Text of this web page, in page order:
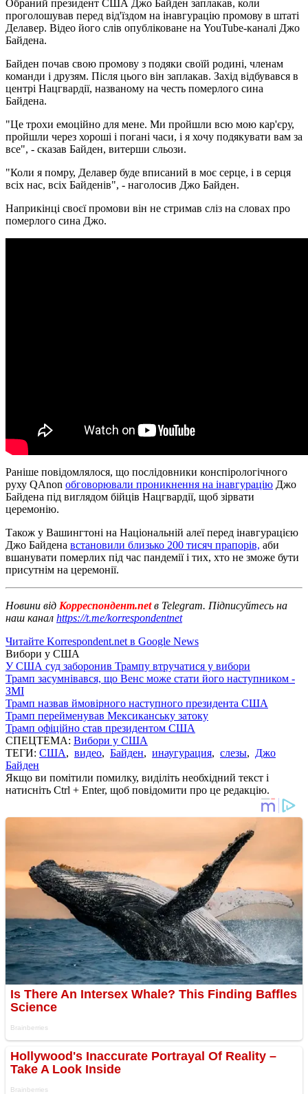
Обраний президент США Джо Байден заплакав, коли
проголошував перед від'їздом на інавгурацію промову в штаті
Делавер. Відео його слів опубліковане на YouTube-каналі Джо
Байдена.
Байден почав свою промову з подяки своїй родині, членам
команди і друзям. Після цього він заплакав. Захід відбувався в
центрі Нацгвардії, названому на честь померлого сина
Байдена.
"Це трохи емоційно для мене. Ми пройшли всю мою кар'єру,
пройшли через хороші і погані часи, і я хочу подякувати вам за
все", - сказав Байден, витерши сльози.
"Коли я помру, Делавер буде вписаний в моє серце, і в серця
всіх нас, всіх Байденів", - наголосив Джо Байден.
Наприкінці своєї промови він не стримав сліз на словах про
померлого сина Джо.
Раніше повідомлялося, що послідовники конспірологічного
руху QAnon обговорювали проникнення на інавгурацію Джо
Байдена під виглядом бійців Нацгвардії, щоб зірвати
церемонію.
Також у Вашингтоні на Національній алеї перед інавгурацією
Джо Байдена встановили близько 200 тисяч прапорів, аби
вшанувати померлих під час пандемії і тих, хто не зможе бути
присутнім на церемонії.
Новини від Корреспондент.netв Telegram. Підписуйтесь на
наш канал https://t.me/korrespondentnet
Читайте Korrespondent.net в Google News
Вибори у США
У США суд заборонив Трампу втручатися у вибори
Трамп засумнівався, що Венс може стати його наступником -
ЗМІ
Трамп назвав ймовірного наступного президента США
Трамп перейменував Мексиканську затоку
Трамп офіційно став президентом США
СПЕЦТЕМА: Вибори у США
ТЕГИ: США, видео, Байден, инаугурация, слезы, Джо
Байден
Якщо ви помітили помилку, виділіть необхідний текст і
натисніть Ctrl + Enter, щоб повідомити про це редакцію.